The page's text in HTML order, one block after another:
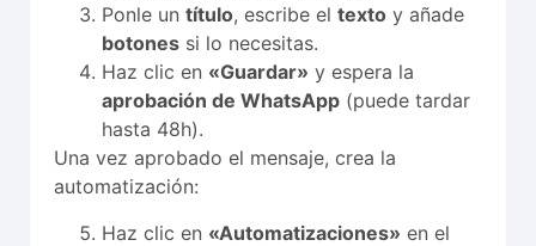
Ponle un título, escribe el texto y añade
botones si lo necesitas.
Haz clic en «Guardar» y espera la
aprobación de WhatsApp (puede tardar
hasta 48h).
Una vez aprobado el mensaje, crea la
automatización:
Haz clic en «Automatizaciones» en el